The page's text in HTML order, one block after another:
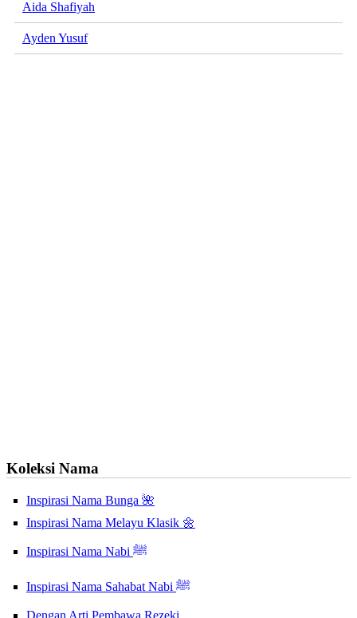
Aida Shafiyah
Ayden Yusuf
Koleksi Nama
Inspirasi Nama Bunga 🌺
Inspirasi Nama Melayu Klasik 🌼
Inspirasi Nama Nabi ﷺ
Inspirasi Nama Sahabat Nabi ﷺ
Dengan Arti Pembawa Rezeki